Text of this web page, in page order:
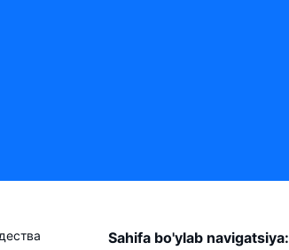
Sahifa bo'ylab navigatsiya: